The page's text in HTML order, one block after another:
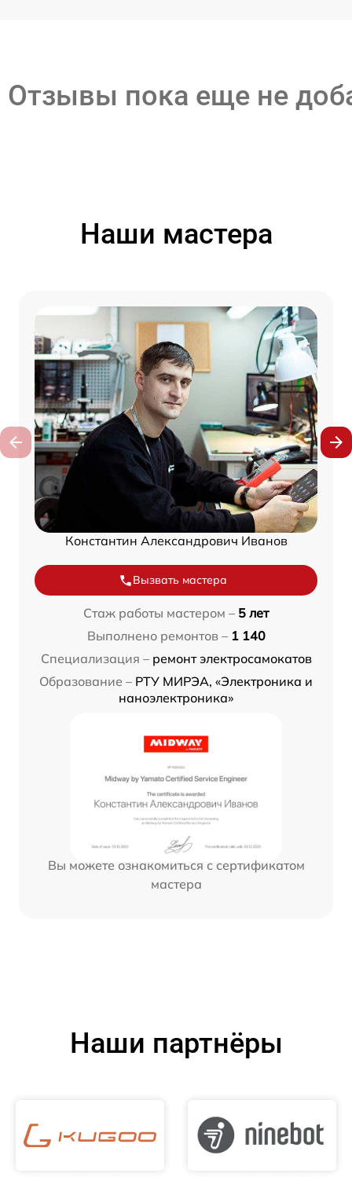
Отзывы пока еще не
Наши мастера
Константин Александрович Иванов
Вызвать мастера
Стаж работы мастером – 5 лет
Выполнено ремонтов – 1 140
Специализация – ремонт электросамокатов
Образование – РТУ МИРЭА, «Электроника и
наноэлектроника»
Вы можете ознакомиться с сертификатом
мастера
Наши партнёры